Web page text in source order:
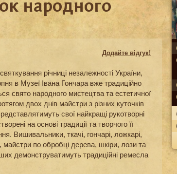
народного
Додайте відгук!
річниці незалежності України,
в Музеї Івана Гончара вже традиційно
свято народного мистецтва та естетичної
двох днів майстри з різних куточків
свої найкращі рукотворні
на основі традиції та творчого її
Вишивальники, ткачі, гончарі, ложкарі,
майстри по обробці дерева, шкіри, лози та
демонструватимуть традиційні ремесла